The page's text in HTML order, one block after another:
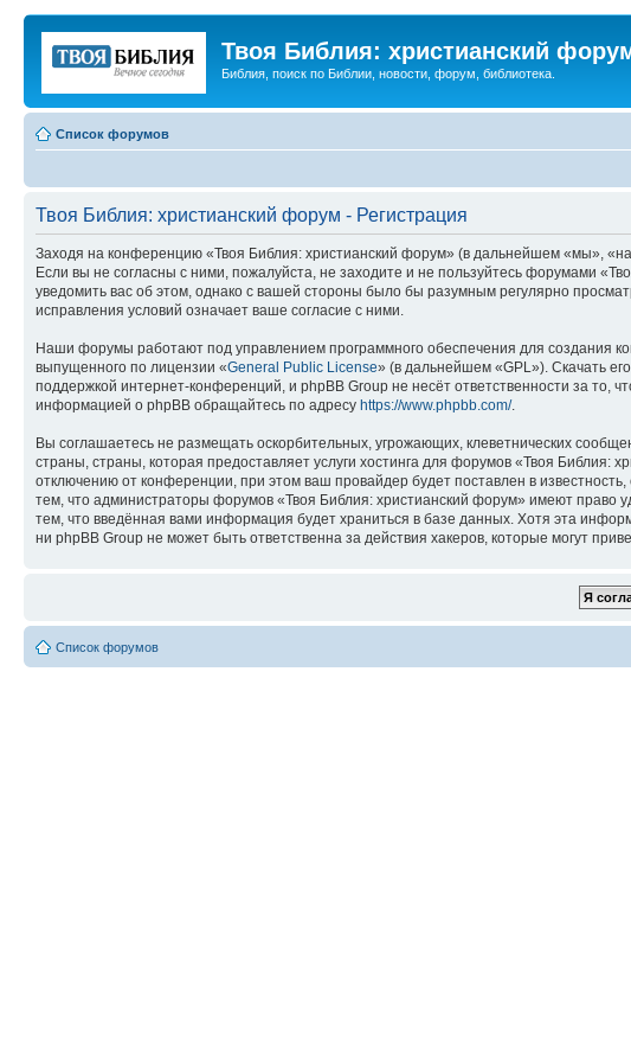
Твоя Библия: христианский
Библия, поиск по Библии, новости, форум, библиотека.
Список форумов
Твоя Библия: христианский форум - Регистрация
Заходя на конференцию «Твоя Библия: христианский форум» (в дальнейшем «мы»,
Если вы не согласны с ними, пожалуйста, не заходите и не пользуйтесь форумами
уведомить вас об этом, однако с вашей стороны было бы разумным регулярно
исправления условий означает ваше согласие с ними.
Наши форумы работают под управлением программного обеспечения для создания
выпущенного по лицензии «General Public License» (в дальнейшем «GPL»). Скачать
поддержкой интернет-конференций, и phpBB Group не несёт ответственности за то,
информацией о phpBB обращайтесь по адресу https://www.phpbb.com/.
Вы соглашаетесь не размещать оскорбительных, угрожающих, клеветнических
страны, страны, которая предоставляет услуги хостинга для форумов «Твоя
отключению от конференции, при этом ваш провайдер будет поставлен в
тем, что администраторы форумов «Твоя Библия: христианский форум» имеют право
тем, что введённая вами информация будет храниться в базе данных. Хотя эта
ни phpBB Group не может быть ответственна за действия хакеров, которые могут
Список форумов